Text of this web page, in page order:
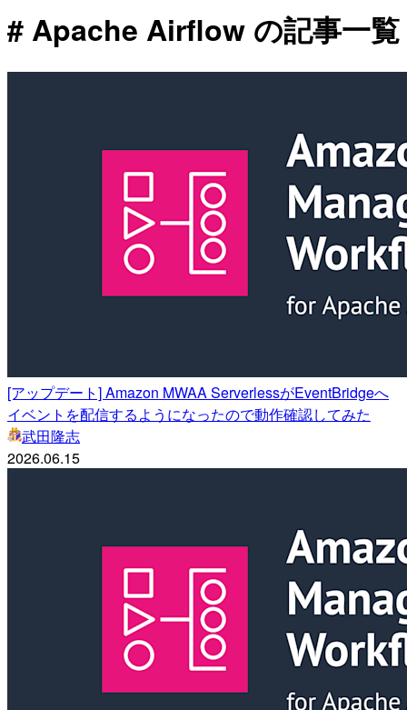
# Apache Airflow の記事一覧
[アップデート] Amazon MWAA ServerlessがEventBridgeへ
イベントを配信するようになったので動作確認してみた
武田隆志
2026.06.15